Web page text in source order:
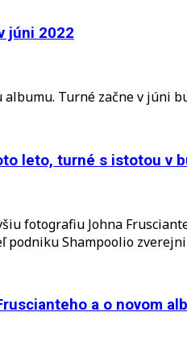
júni 2022
Turné začne v júni
leto, turné s istotou v
fotografiu Johna
Shampoolio
a o novom